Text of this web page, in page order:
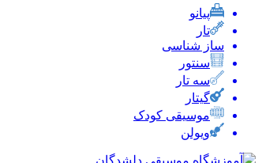
پیانو
تار
ساز شناسی
سنتور
سه تار
گیتار
موسیقی کودک
ویولن